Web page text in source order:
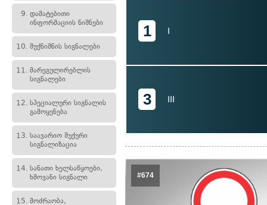
9. დამატებითი
ინფორმაციის ნიშნები
10. შუქნიშნის სიგნალები
11. მარეგულირებლის
სიგნალები
12. სპეციალური სიგნალის
გამოყენება
13. საავარიო შუქური
სიგნალიზაცია
14. სანათი ხელსაწყოები,
ხმოვანი სიგნალი
15. მოძრაობა,
1 I
3 III
#674